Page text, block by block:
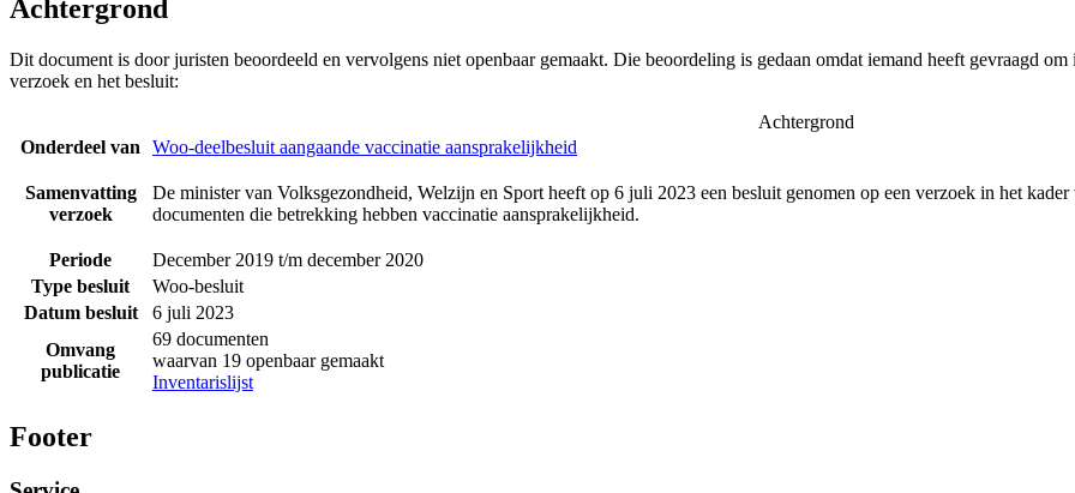
Achtergrond
Dit document is door juristen beoordeeld en vervolgens niet openbaar gemaakt. Die beoordeling is gedaan omdat iemand heeft gevraagd
verzoek en het besluit:
Achtergrond
Onderdeel van
Woo-deelbesluit aangaande vaccinatie aansprakelijkheid
Samenvatting
verzoek
De minister van Volksgezondheid, Welzijn en Sport heeft op 6 juli 2023 een besluit genomen op een verzoek in het
documenten die betrekking hebben vaccinatie aansprakelijkheid.
Periode
December 2019 t/m december 2020
Type besluit
Woo-besluit
Datum besluit
6 juli 2023
Omvang
publicatie
69 documenten
waarvan 19 openbaar gemaakt
Inventarislijst
Footer